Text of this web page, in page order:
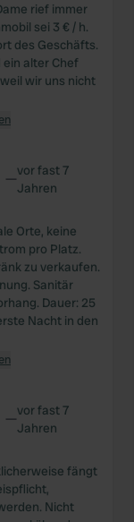
rief immer
sei 3 € / h.
des Geschäfts.
alter Chef
wir uns nicht
—vor fast 7
Jahren
Orte, keine
pro Platz.
zu verkaufen.
Sanitär
Dauer: 25
Nacht in den
—vor fast 7
Jahren
fängt
Nicht